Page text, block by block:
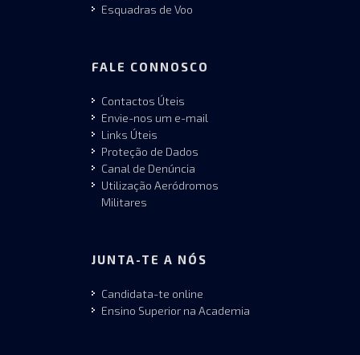
Esquadras de Voo
FALE CONNOSCO
Contactos Úteis
Envie-nos um e-mail
Links Úteis
Proteção de Dados
Canal de Denúncia
Utilização Aeródromos
Militares
JUNTA-TE A NÓS
Candidata-te online
Ensino Superior na Academia